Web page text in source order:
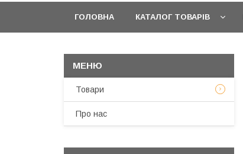
ГОЛОВНА КАТАЛОГ ТОВАРІВ
Товари
Про нас